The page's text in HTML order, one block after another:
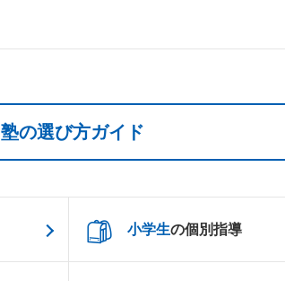
塾の選び方ガイド
小学生の個別指導